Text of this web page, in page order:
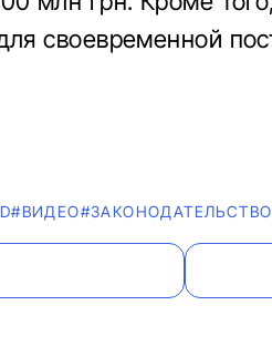
своевременной
#ВИДЕО#ЗАКОНОДАТЕЛЬСТВО